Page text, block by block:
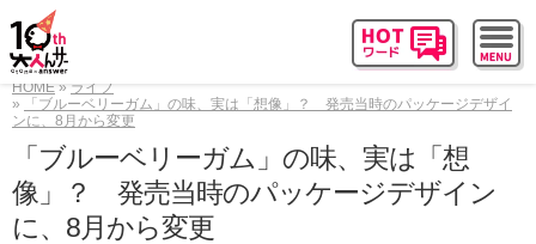
HOME
ライフ
「ブルーベリーガム」の味、実は「想像」？ 発売当時のパッケージデザイ
ンに、8月から変更
「ブルーベリーガム」の味、実は「想
像」？ 発売当時のパッケージデザイン
に、8月から変更